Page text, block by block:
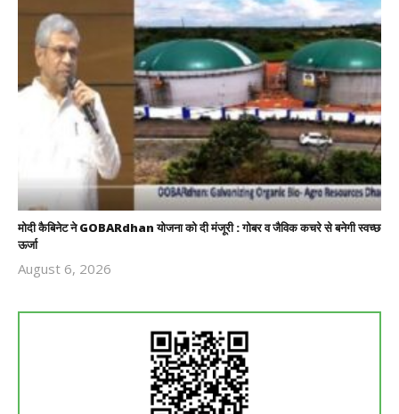
मोदी कैबिनेट ने GOBARdhan योजना को दी मंजूरी : गोबर व जैविक कचरे से बनेगी स्वच्छ
ऊर्जा
August 6, 2026